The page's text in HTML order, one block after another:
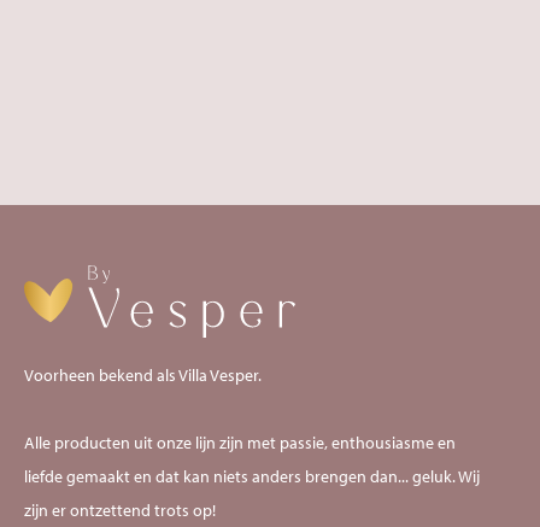
Voorheen bekend als Villa Vesper.
Alle producten uit onze lijn zijn met passie, enthousiasme en
liefde gemaakt en dat kan niets anders brengen dan... geluk. Wij
zijn er ontzettend trots op!